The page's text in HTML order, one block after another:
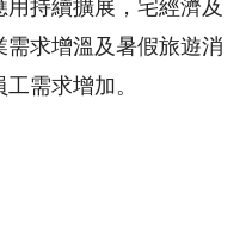
持續擴展，宅經濟及
求增溫及暑假旅遊消
需求增加。